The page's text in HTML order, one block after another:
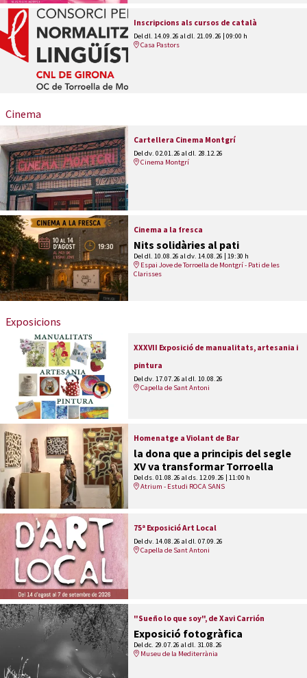
Inscripcions als cursos de català
Del dl. 14.09.26 al dl. 21.09.26 | 09:00 h
Casa Pastors
Cinema
Cartellera Cinema Montgrí
Del dv. 02.01.26 al dl. 28.12.26
Cinema Montgrí
Cinema a la fresca
Nits solidàries al pati
Del dl. 10.08.26 al dv. 14.08.26
19:30 h
Espai Jove de Torroella de Montgrí - Pati de les
Clarisses
Exposicions
XXXVII Exposició de manualitats, artesania i
pintura
Del dv. 17.07.26 al dl. 10.08.26
Capella de Sant Antoni
Homenatge a Violant de Bar
la dona que a principis del segle
XV va transformar Torroella
Del ds. 01.08.26 al ds. 12.09.26 | 11:00 h
Atrium - Estudi ROCA SANS
75ª Exposició Art Local
Del dv. 14.08.26 al dl. 07.09.26
Capella de Sant Antoni
"Sueño lo que soy", de Xavi Carrión
Exposició fotogràfica
Del dc. 29.07.26 al dl. 31.08.26
Museu de la Mediterrània